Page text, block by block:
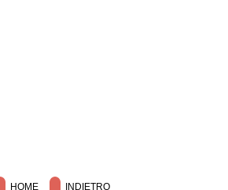
HOME INDIETRO